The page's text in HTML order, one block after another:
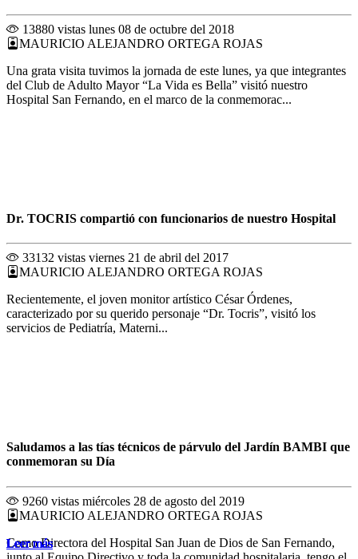
Leer más
Leer más
Leer más
Leer más
Leer más
Leer más
Leer más
Leer más
13880 vistas lunes 08 de octubre del 2018
MAURICIO ALEJANDRO ORTEGA ROJAS
Una grata visita tuvimos la jornada de este lunes, ya que integrantes
del Club de Adulto Mayor “La Vida es Bella” visitó nuestro
Hospital San Fernando, en el marco de la conmemorac...
Leer más
Dr. TOCRIS compartió con funcionarios de nuestro Hospital
33132 vistas viernes 21 de abril del 2017
MAURICIO ALEJANDRO ORTEGA ROJAS
Recientemente, el joven monitor artístico César Órdenes,
caracterizado por su querido personaje “Dr. Tocris”, visitó los
servicios de Pediatría, Materni...
Leer más
Saludamos a las tías técnicos de párvulo del Jardín BAMBI que
conmemoran su Día
9260 vistas miércoles 28 de agosto del 2019
MAURICIO ALEJANDRO ORTEGA ROJAS
Como Directora del Hospital San Juan de Dios de San Fernando,
Leer más
Leer más